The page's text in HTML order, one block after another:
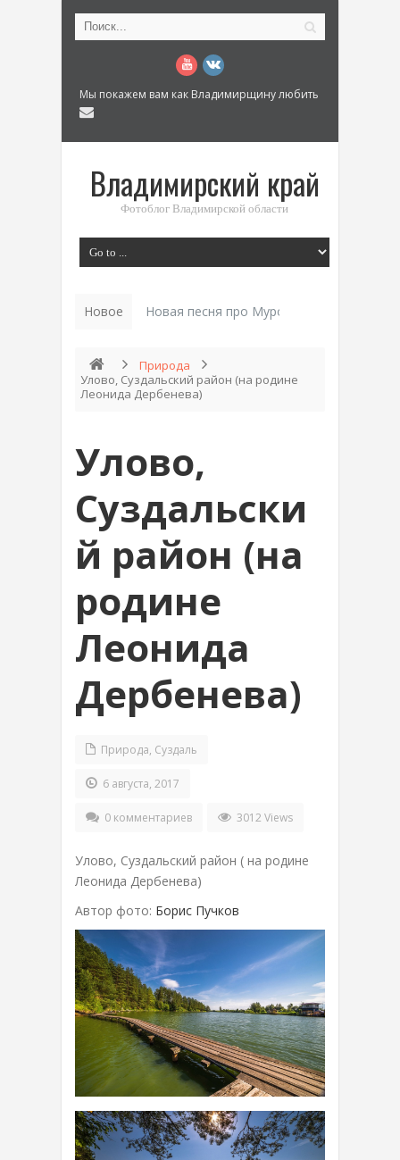
Мы покажем вам как Владимирщину любить
Владимирский край
Фотоблог Владимирской области
Новое Новая песня про Муром: «Былинный
Природа
Улово, Суздальский район (на родине
Леонида Дербенева)
Улово,
Суздальски
й район (на
родине
Леонида
Дербенева)
Природа, Суздаль
6 августа, 2017
0 комментариев 3012 Views
Улово, Суздальский район ( на родине
Леонида Дербенева)
Автор фото: Борис Пучков